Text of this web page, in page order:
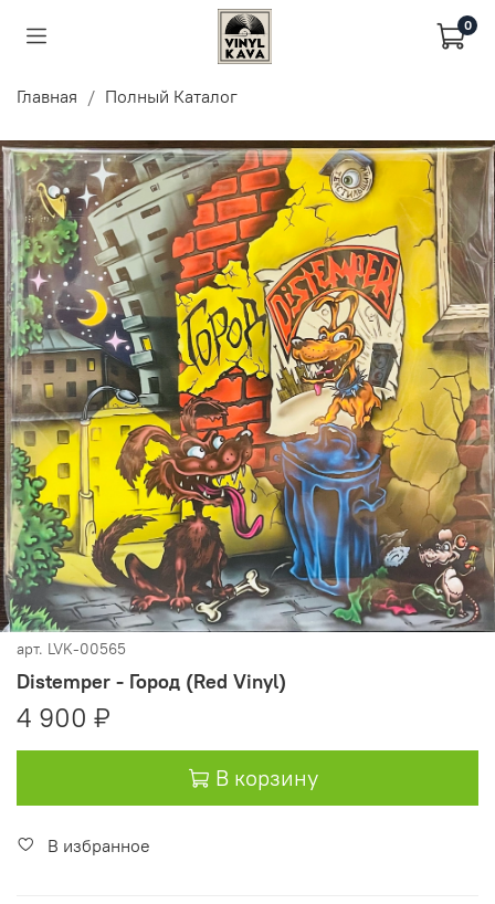
0
Главная Полный Каталог
арт. LVK-00565
Distemper - Город (Red Vinyl)
4 900 ₽
В корзину
В избранное